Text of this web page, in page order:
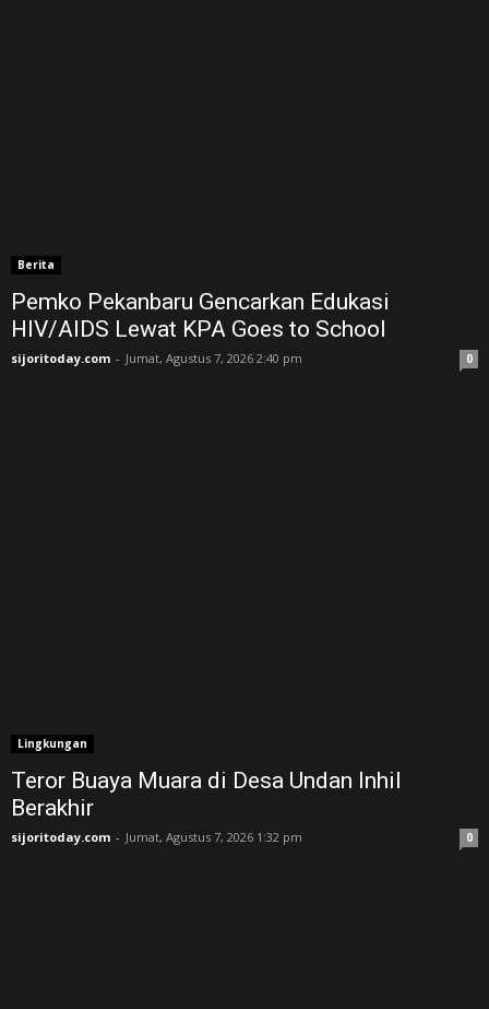
Berita
Pemko Pekanbaru Gencarkan Edukasi
HIV/AIDS Lewat KPA Goes to School
sijoritoday.com - Jumat, Agustus 7, 2026 2:40 pm 0
Lingkungan
Teror Buaya Muara di Desa Undan Inhil
Berakhir
sijoritoday.com - Jumat, Agustus 7, 2026 1:32 pm 0